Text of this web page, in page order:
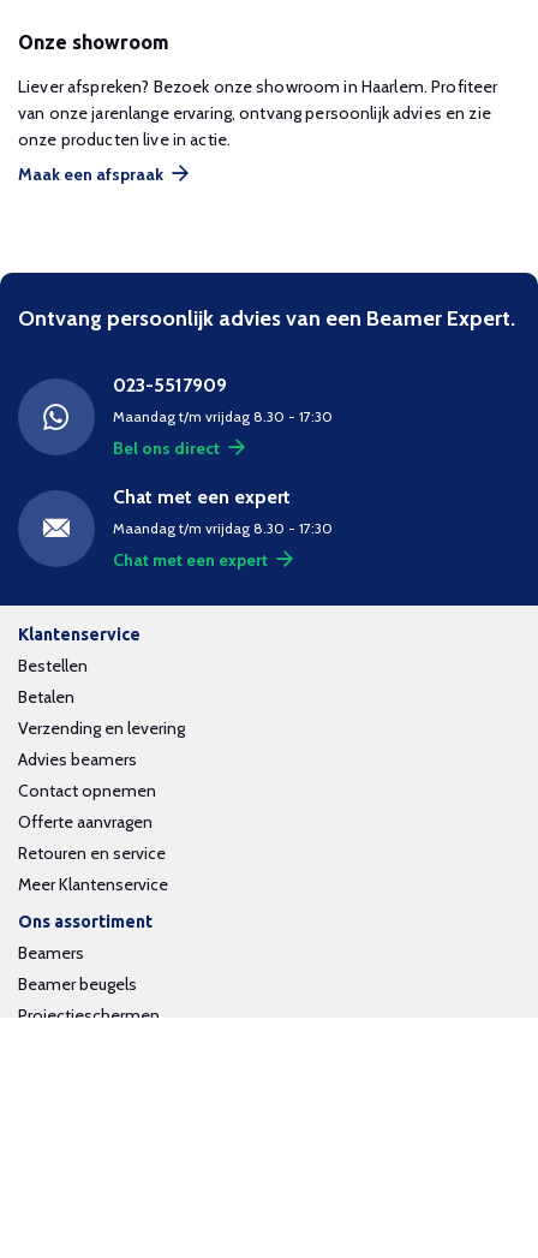
Onze showroom
Liever afspreken? Bezoek onze showroom in Haarlem. Profiteer
van onze jarenlange ervaring, ontvang persoonlijk advies en zie
onze producten live in actie.
Maak een afspraak
Ontvang persoonlijk advies van een Beamer Expert.
023-5517909
Maandag t/m vrijdag 8.30 - 17:30
Bel ons direct
Chat met een expert
Maandag t/m vrijdag 8.30 - 17:30
Chat met een expert
Klantenservice
Bestellen
Betalen
Verzending en levering
Advies beamers
Contact opnemen
Offerte aanvragen
Retouren en service
Meer Klantenservice
Ons assortiment
Beamers
Beamer beugels
Projectieschermen